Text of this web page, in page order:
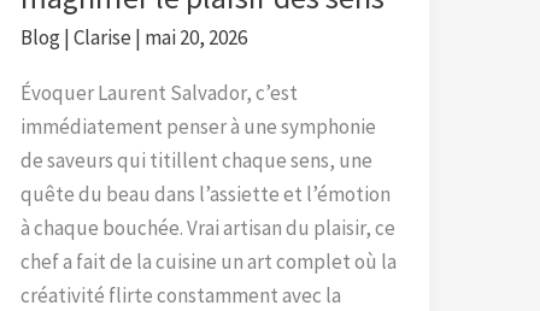
Blog|Clarise | mai 20, 2026
Évoquer Laurent Salvador, c’est
immédiatement penser à une symphonie
de saveurs qui titillent chaque sens, une
quête du beau dans l’assiette et l’émotion
à chaque bouchée. Vrai artisan du plaisir, ce
chef a fait de la cuisine un art complet où la
créativité flirte constamment avec la